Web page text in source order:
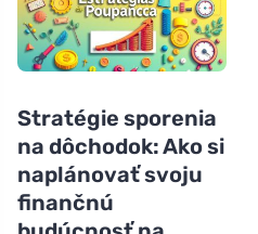
Stratégie sporenia
na dôchodok: Ako si
naplánovať svoju
finančnú